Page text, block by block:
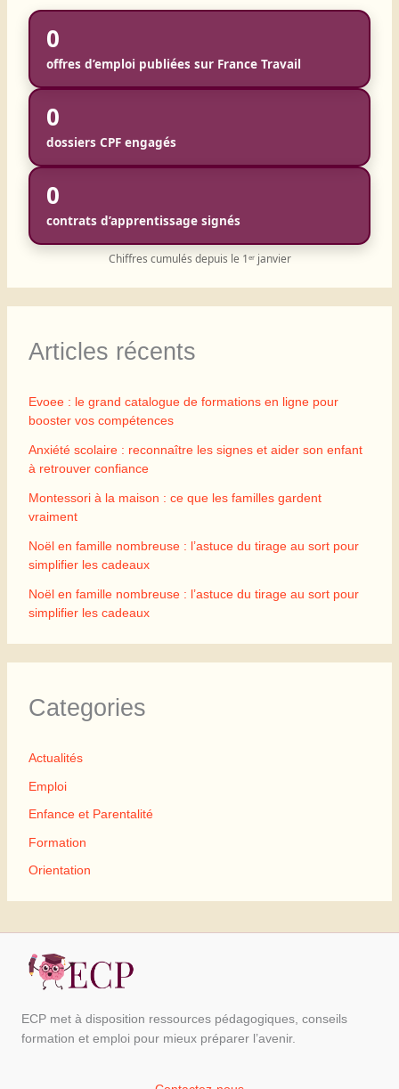
0
offres d’emploi publiées sur France Travail
0
dossiers CPF engagés
0
contrats d’apprentissage signés
Chiffres cumulés depuis le 1ᵉʳ janvier
Articles récents
Evoee : le grand catalogue de formations en ligne pour
booster vos compétences
Anxiété scolaire : reconnaître les signes et aider son enfant
à retrouver confiance
Montessori à la maison : ce que les familles gardent
vraiment
Noël en famille nombreuse : l’astuce du tirage au sort pour
simplifier les cadeaux
Noël en famille nombreuse : l’astuce du tirage au sort pour
simplifier les cadeaux
Categories
Actualités
Emploi
Enfance et Parentalité
Formation
Orientation
ECP met à disposition ressources pédagogiques, conseils
formation et emploi pour mieux préparer l’avenir.